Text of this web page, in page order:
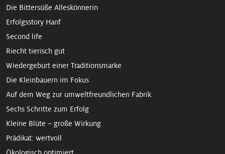
Die Bittersüße Alleskönnerin
Erfolgsstory Hanf
Second life
Riecht tierisch gut
Wieder­geburt einer Traditions­marke
Die Kleinbauern im Fokus
Auf dem Weg zur umweltfreund­lichen Fabrik
Sechs Schritte zum Erfolg
Kleine Blüte – große Wirkung
Prädikat: wertvoll